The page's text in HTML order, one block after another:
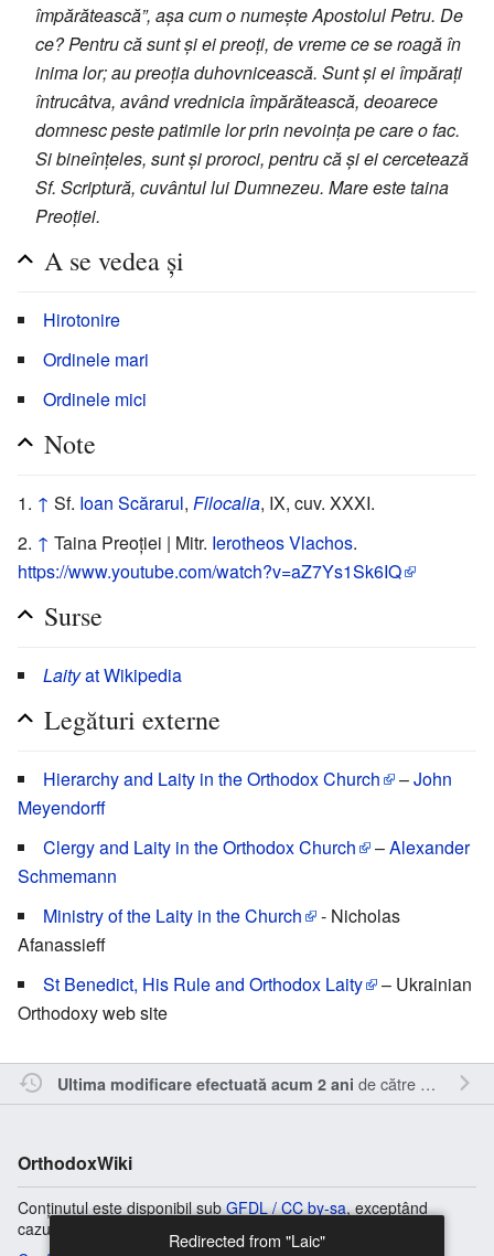
Redirected from "Laic"
împărătească”, așa cum o numește Apostolul Petru. De
ce? Pentru că sunt și ei preoți, de vreme ce se roagă în
inima lor; au preoția duhovnicească. Sunt și ei împărați
întrucâtva, având vrednicia împărătească, deoarece
domnesc peste patimile lor prin nevoința pe care o fac.
Si bineînțeles, sunt și proroci, pentru că și ei cercetează
Sf. Scriptură, cuvântul lui Dumnezeu. Mare este taina
Preoției.
A se vedea și
Hirotonire
Ordinele mari
Ordinele mici
Note
↑ Sf. Ioan Scărarul, Filocalia, IX, cuv. XXXI.
↑ Taina Preoției | Mitr. Ierotheos Vlachos.
https://www.youtube.com/watch?v=aZ7Ys1Sk6IQ
Surse
Laityat Wikipedia
Legături externe
Hierarchy and Laity in the Orthodox Church –John
Meyendorff
Clergy and Laity in the Orthodox Church
–Alexander
Schmemann
Ministry of the Laity in the Church
- Nicholas
Afanassieff
St Benedict, His Rule and Orthodox Laity
– Ukrainian
Orthodoxy web site
Ultima modificare efectuată acum 2 ani de către RappY.
OrthodoxWiki
Conținutul este disponibil subGFDL / CC by-sa, exceptând
cazurile în care se specifică altfel.